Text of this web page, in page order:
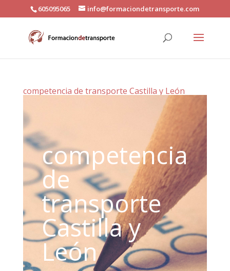
605095065 info@formaciondetransporte.com
competencia de transporte Castilla y León
competencia
de
transporte
Castilla y
León